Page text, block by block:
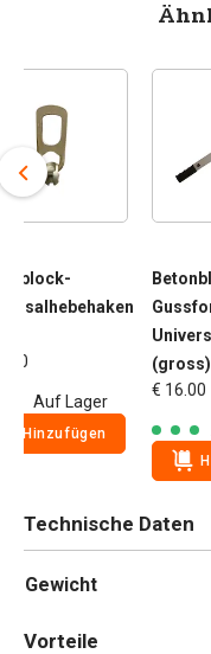
Auf Lager
Hinzufügen
(gross)
€ 16.00
Technische Daten
Gewicht
Vorteile